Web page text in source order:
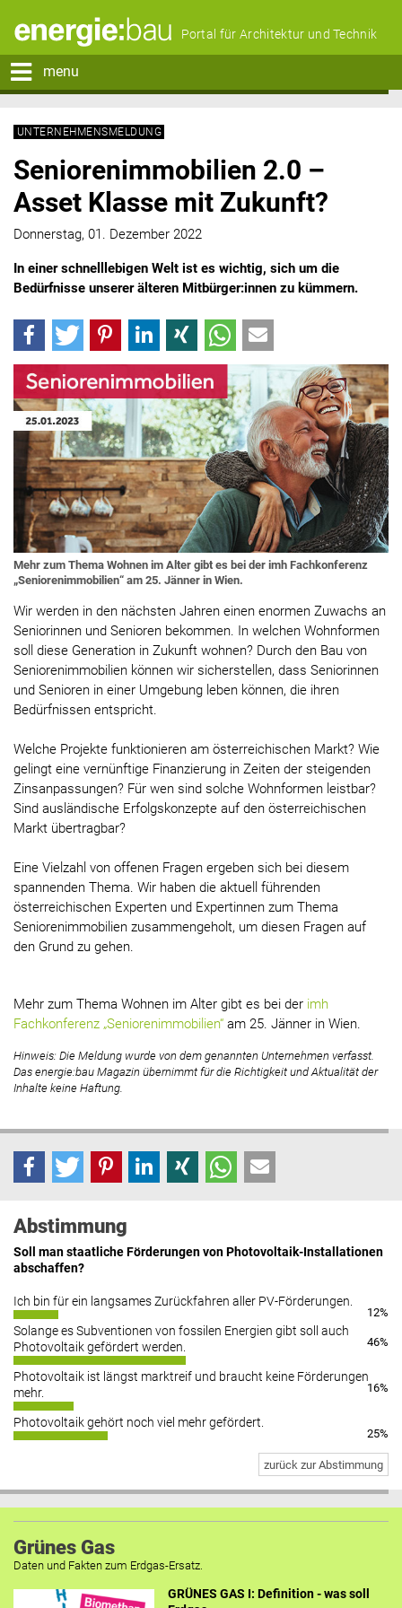
Portal für Architektur und Technik
menu
UNTERNEHMENSMELDUNG
Seniorenimmobilien 2.0 –
Asset Klasse mit Zukunft?
Donnerstag, 01. Dezember 2022
In einer schnelllebigen Welt ist es wichtig, sich um die
Bedürfnisse unserer älteren Mitbürger:innen zu kümmern.
Mehr zum Thema Wohnen im Alter gibt es bei der imh Fachkonferenz
„Seniorenimmobilien“ am 25. Jänner in Wien.
Wir werden in den nächsten Jahren einen enormen Zuwachs an
Seniorinnen und Senioren bekommen. In welchen Wohnformen
soll diese Generation in Zukunft wohnen? Durch den Bau von
Seniorenimmobilien können wir sicherstellen, dass Seniorinnen
und Senioren in einer Umgebung leben können, die ihren
Bedürfnissen entspricht.
Welche Projekte funktionieren am österreichischen Markt? Wie
gelingt eine vernünftige Finanzierung in Zeiten der steigenden
Zinsanpassungen? Für wen sind solche Wohnformen leistbar?
Sind ausländische Erfolgskonzepte auf den österreichischen
Markt übertragbar?
Eine Vielzahl von offenen Fragen ergeben sich bei diesem
spannenden Thema. Wir haben die aktuell führenden
österreichischen Experten und Expertinnen zum Thema
Seniorenimmobilien zusammengeholt, um diesen Fragen auf
den Grund zu gehen.
Mehr zum Thema Wohnen im Alter gibt es bei der imh
Fachkonferenz „Seniorenimmobilien“ am 25. Jänner in Wien.
Hinweis: Die Meldung wurde von dem genannten Unternehmen verfasst.
Das energie:bau Magazin übernimmt für die Richtigkeit und Aktualität der
Inhalte keine Haftung.
Abstimmung
Soll man staatliche Förderungen von Photovoltaik-Installationen
abschaffen?
Ich bin für ein langsames Zurückfahren aller PV-Förderungen.
12%
Solange es Subventionen von fossilen Energien gibt soll auch
Photovoltaik gefördert werden.
46%
Photovoltaik ist längst marktreif und braucht keine Förderungen
mehr.
16%
Photovoltaik gehört noch viel mehr gefördert.
25%
zurück zur Abstimmung
Grünes Gas
Daten und Fakten zum Erdgas-Ersatz.
GRÜNES GAS I: Definition - was soll